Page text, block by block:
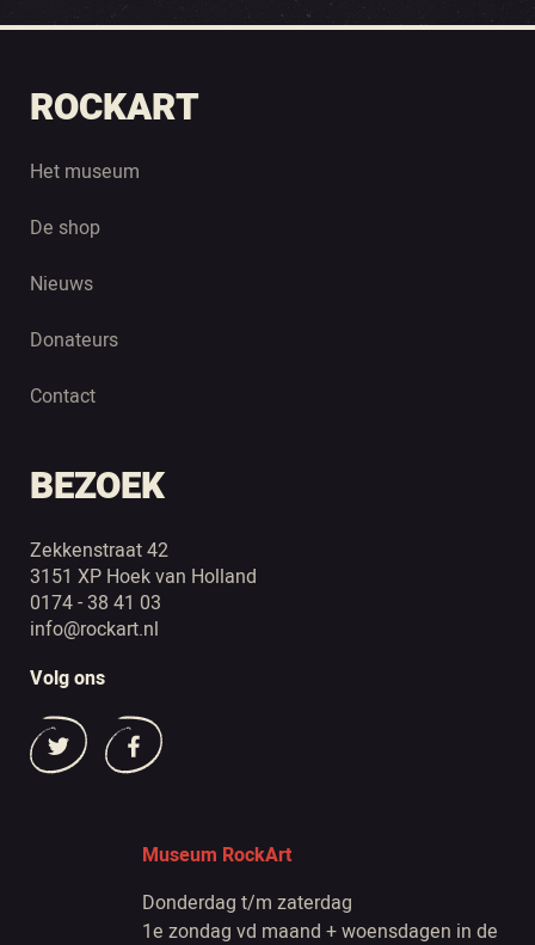
ROCKART
Het museum
De shop
Nieuws
Donateurs
Contact
BEZOEK
Zekkenstraat 42
3151 XP Hoek van Holland
0174 - 38 41 03
info@rockart.nl
Volg ons
Museum RockArt
Donderdag t/m zaterdag
1e zondag vd maand + woensdagen in de